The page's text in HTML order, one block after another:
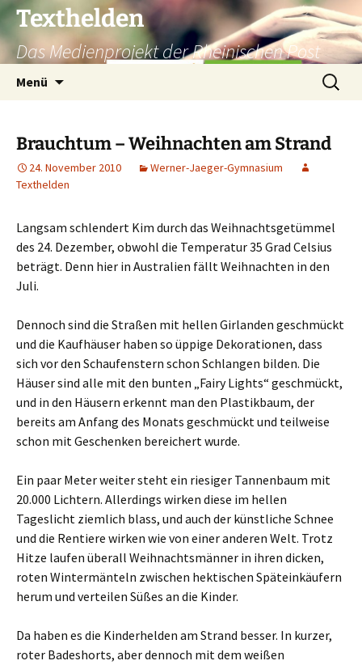
Texthelden
Das Medienprojekt der Rheinischen Post
Menü
Suchen
nach:
Brauchtum – Weihnachten am Strand
24. November 2010
Werner-Jaeger-Gymnasium
Texthelden
Langsam schlendert Kim durch das Weihnachtsgetümmel
des 24. Dezember, obwohl die Temperatur 35 Grad Celsius
beträgt. Denn hier in Australien fällt Weihnachten in den
Juli.
Dennoch sind die Straßen mit hellen Girlanden geschmückt
und die Kaufhäuser haben so üppige Dekorationen, dass
sich vor den Schaufenstern schon Schlangen bilden. Die
Häuser sind alle mit den bunten „Fairy Lights“ geschmückt,
und in den Häusern erkennt man den Plastikbaum, der
bereits am Anfang des Monats geschmückt und teilweise
schon mit Geschenken bereichert wurde.
Ein paar Meter weiter steht ein riesiger Tannenbaum mit
20.000 Lichtern. Allerdings wirken diese im hellen
Tageslicht ziemlich blass, und auch der künstliche Schnee
und die Rentiere wirken wie von einer anderen Welt. Trotz
Hitze laufen überall Weihnachtsmänner in ihren dicken,
roten Wintermänteln zwischen hektischen Späteinkäufern
herum und verteilen Süßes an die Kinder.
Da haben es die Kinderhelden am Strand besser. In kurzer,
roter Badeshorts, aber dennoch mit dem weißen